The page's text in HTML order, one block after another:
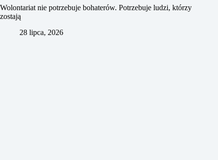
Wolontariat nie potrzebuje bohaterów. Potrzebuje ludzi, którzy
zostają
28 lipca, 2026